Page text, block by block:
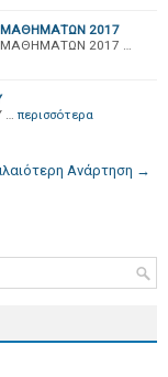
ΜΑΘΗΜΑΤΩΝ 2017
ΜΑΘΗΜΑΤΩΝ 2017 …
… περισσότερα
Ανάρτηση →